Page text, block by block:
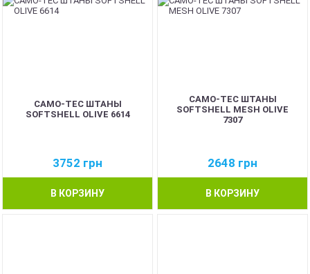
CAMO-TEC ШТАНЫ
SOFTSHELL OLIVE 6614
3752 грн
В КОРЗИНУ
CAMO-TEC ШТАНЫ
SOFTSHELL MESH OLIVE
7307
2648 грн
В КОРЗИНУ